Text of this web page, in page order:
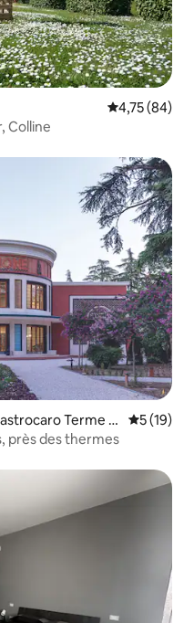
Évaluation
4,75 (84)
Colline
appréciés
Terme e
5 (19)
près des thermes